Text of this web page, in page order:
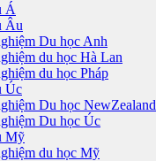
Á
Âu
Du học Anh
du học Hà Lan
du học Pháp
Úc
Du học NewZealand
Du học Úc
Mỹ
du học Mỹ